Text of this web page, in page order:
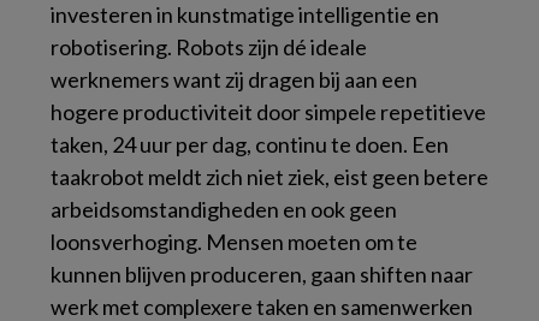
investeren in kunstmatige intelligentie en
robotisering. Robots zijn dé ideale
werknemers want zij dragen bij aan een
hogere productiviteit door simpele repetitieve
taken, 24 uur per dag, continu te doen. Een
taakrobot meldt zich niet ziek, eist geen betere
arbeidsomstandigheden en ook geen
loonsverhoging. Mensen moeten om te
kunnen blijven produceren, gaan shiften naar
werk met complexere taken en samenwerken